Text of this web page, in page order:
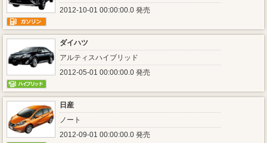
2012-10-01 00:00:00.0 発売
ダイハツ
アルティスハイブリッド
2012-05-01 00:00:00.0 発売
日産
ノート
2012-09-01 00:00:00.0 発売